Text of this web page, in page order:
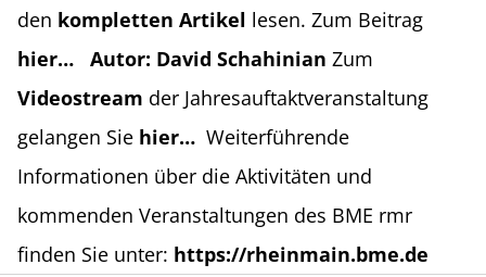
den kompletten Artikel lesen. Zum Beitrag
hier…
Autor: David Schahinian Zum
Videostream der Jahresauftaktveranstaltung
gelangen Sie hier… Weiterführende
Informationen über die Aktivitäten und
kommenden Veranstaltungen des BME rmr
finden Sie unter: https://rheinmain.bme.de